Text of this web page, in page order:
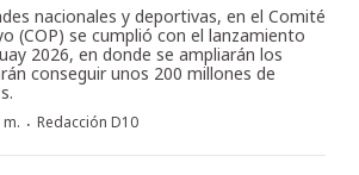
nacionales y deportivas, en el Comité
(COP) se cumplió con el lanzamiento
2026, en donde se ampliarán los
conseguir unos 200 millones de
· Redacción D10